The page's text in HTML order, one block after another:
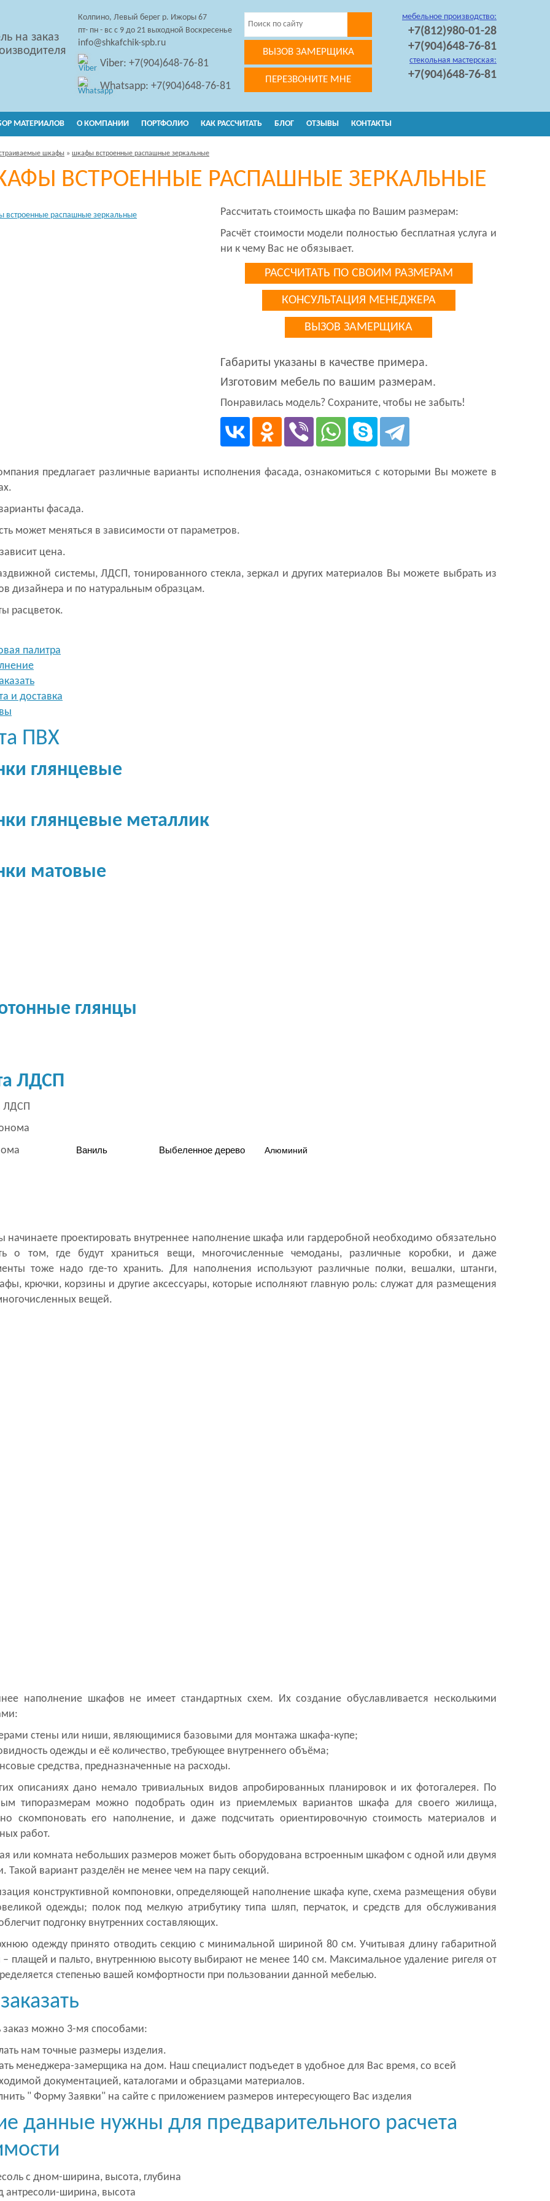
на заказ
Колпино, Левый берег р. Ижоры 67
пт- пн - вс с 9 до 21 выходной Воскресенье
info@shkafchik-spb.ru
Viber: +7(904)648-76-81
Whatsapp: +7(904)648-76-81
ВЫЗОВ ЗАМЕРЩИКА
ПЕРЕЗВОНИТЕ МНЕ
мебельное производство:
+7(812)980-01-28
+7(904)648-76-81
стекольная мастерская:
+7(904)648-76-81
МАТЕРИАЛОВ О КОМПАНИИ ПОРТФОЛИО КАК РАССЧИТАТЬ БЛОГ ОТЗЫВЫ КОНТАКТЫ
шкафы » шкафы встроенные распашные зеркальные
ВСТРОЕННЫЕ РАСПАШНЫЕ ЗЕРКАЛЬНЫЕ
Рассчитать стоимость шкафа по Вашим размерам:
Расчёт стоимости модели полностью бесплатная услуга и
ни к чему Вас не обязывает.
РАССЧИТАТЬ ПО СВОИМ РАЗМЕРАМ
КОНСУЛЬТАЦИЯ МЕНЕДЖЕРА
ВЫЗОВ ЗАМЕРЩИКА
Габариты указаны в качестве примера.
Изготовим мебель по вашим размерам.
Понравилась модель? Сохраните, чтобы не забыть!
предлагает различные варианты исполнения фасада, ознакомиться с которыми Вы можете в
фасада.
может меняться в зависимости от параметров.
цена.
системы, ЛДСП, тонированного стекла, зеркал и других материалов Вы можете выбрать из
дизайнера и по натуральным образцам.
расцветок.
палитра
и доставка
ПВХ
глянцевые
глянцевые металлик
матовые
глянцы
ЛДСП
Ваниль Выбеленное дерево Алюминий
начинаете проектировать внутреннее наполнение шкафа или гардеробной необходимо обязательно
о том, где будут храниться вещи, многочисленные чемоданы, различные коробки, и даже
тоже надо где-то хранить. Для наполнения используют различные полки, вешалки, штанги,
крючки, корзины и другие аксессуары, которые исполняют главную роль: служат для размещения
вещей.
наполнение шкафов не имеет стандартных схем. Их создание обуславливается несколькими
стены или ниши, являющимися базовыми для монтажа шкафа-купе;
одежды и её количество, требующее внутреннего объёма;
средства, предназначенные на расходы.
описаниях дано немало тривиальных видов апробированных планировок и их фотогалерея. По
типоразмерам можно подобрать один из приемлемых вариантов шкафа для своего жилища,
скомпоновать его наполнение, и даже подсчитать ориентировочную стоимость материалов и
работ.
или комната небольших размеров может быть оборудована встроенным шкафом с одной или двумя
Такой вариант разделён не менее чем на пару секций.
конструктивной компоновки, определяющей наполнение шкафа купе, схема размещения обуви
одежды; полок под мелкую атрибутику типа шляп, перчаток, и средств для обслуживания
подгонку внутренних составляющих.
одежду принято отводить секцию с минимальной шириной 80 см. Учитывая длину габаритной
плащей и пальто, внутреннюю высоту выбирают не менее 140 см. Максимальное удаление ригеля от
степенью вашей комфортности при пользовании данной мебелью.
заказ можно 3-мя способами:
нам точные размеры изделия.
менеджера-замерщика на дом. Наш специалист подъедет в удобное для Вас время, со всей
документацией, каталогами и образцами материалов.
" Форму Заявки" на сайте с приложением размеров интересующего Вас изделия
данные нужны для предварительного расчета
с дном-ширина, высота, глубина
антресоли-ширина, высота